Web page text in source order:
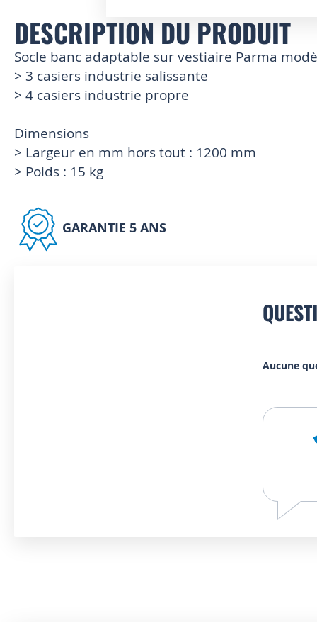
Skip
the
beginning
of
the
DESCRIPTION DU PRODUIT
Socle banc adaptable sur vestiaire Parma
> 3 casiers industrie salissante
> 4 casiers industrie propre
Dimensions
> Largeur en mm hors tout : 1200 mm
> Poids : 15 kg
GARANTIE 5 ANS
Aucune